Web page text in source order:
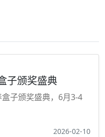
子颁奖盛典
子颁奖盛典，6月3-4
2026-02-10